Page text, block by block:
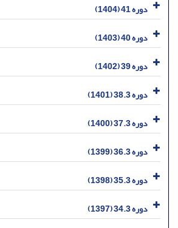
دوره 41 (1404)
دوره 40 (1403)
دوره 39 (1402)
دوره 38.3 (1401)
دوره 37.3 (1400)
دوره 36.3 (1399)
دوره 35.3 (1398)
دوره 34.3 (1397)